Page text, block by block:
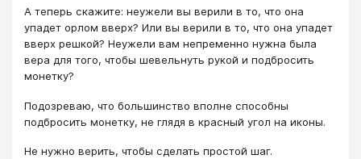
А теперь скажите: неужели вы верили в то, что она
упадет орлом вверх? Или вы верили в то, что она упадет
вверх решкой? Неужели вам непременно нужна была
вера для того, чтобы шевельнуть рукой и подбросить
монетку?
Подозреваю, что большинство вполне способны
подбросить монетку, не глядя в красный угол на иконы.
Не нужно верить, чтобы сделать простой шаг.